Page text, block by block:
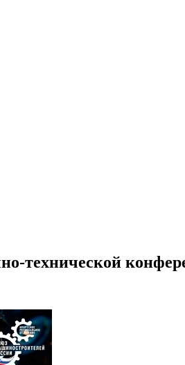
технической